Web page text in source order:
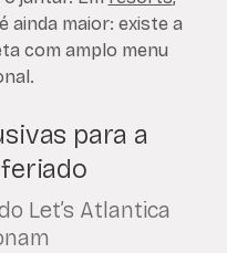
ainda maior: existe a
com amplo menu
para a
Let’s Atlantica